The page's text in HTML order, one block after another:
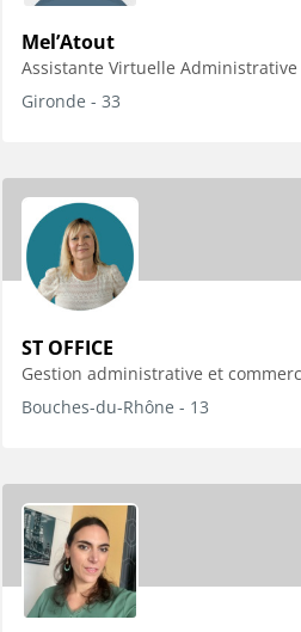
Mel’Atout
Assistante Virtuelle Administrative
Gironde - 33
ST OFFICE
Gestion administrative et
Bouches-du-Rhône - 13